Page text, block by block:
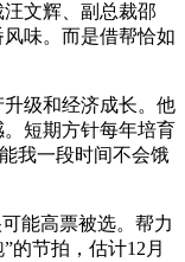
文辉、副总裁邵
味。而是借帮恰如
级和经济成长。他
短期方针每年培育
我一段时间不会饿
能高票被选。帮力
的节拍，估计12月